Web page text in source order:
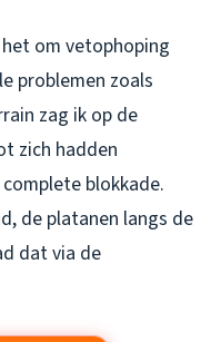
om vetophoping
problemen zoals
zag ik op de
zich hadden
blokkade.
de platanen langs de
dat via de